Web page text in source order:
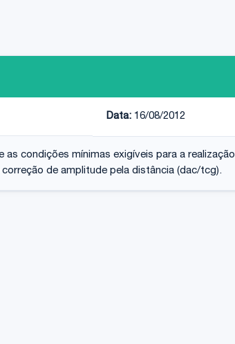
Data: 16/08/2012
condições mínimas exigíveis para a realização
de amplitude pela distância (dac/tcg).